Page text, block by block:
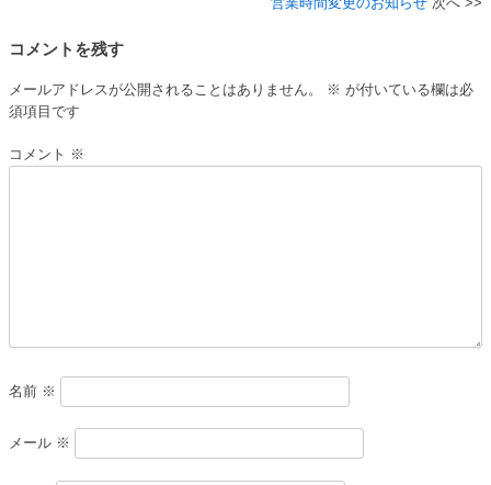
ナ
ビ
ゲ
ー
コメントを残す
メールアドレスが公開されることはありません。 ※ が付いている欄は必
須項目です
コメント ※
名前 ※
メール ※